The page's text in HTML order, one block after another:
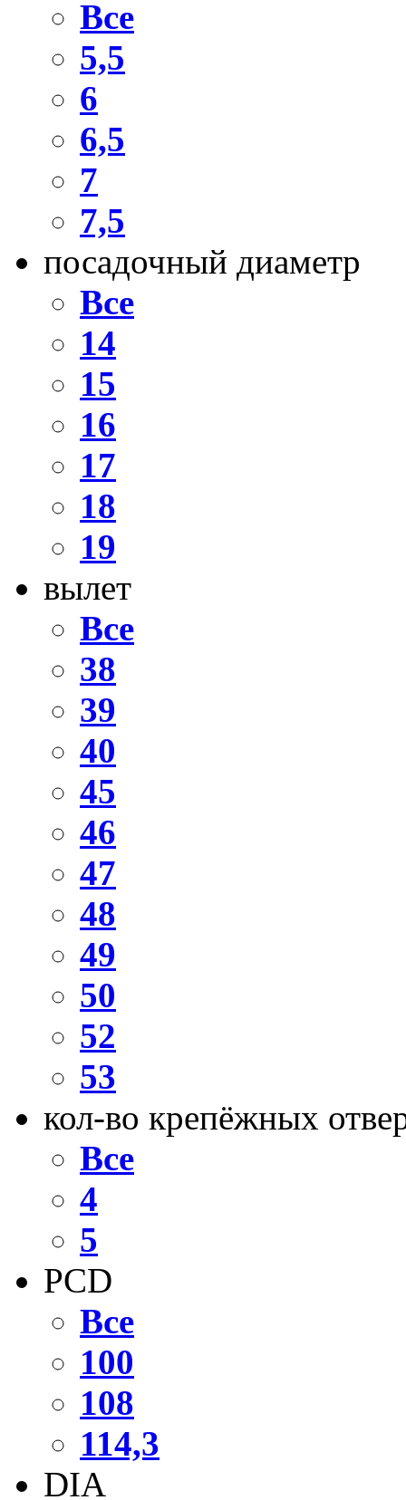
Все
5,5
6
6,5
7
7,5
посадочный диаметр
Все
14
15
16
17
18
19
вылет
Все
38
39
40
45
46
47
48
49
50
52
53
кол-во крепёжных
Все
4
5
PCD
Все
100
108
114,3
DIA